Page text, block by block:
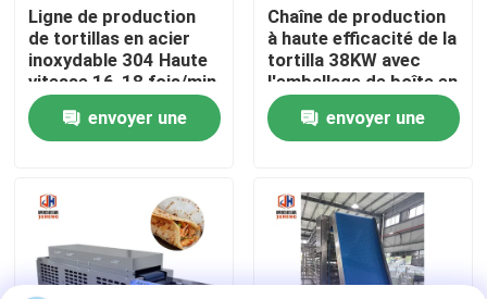
Contactez-nous
Nouvelles
Demandez une citation
Lignes de production de nourriture
Ligne de production
de tortillas en acier
inoxydable 304 Haute
vitesse 16-18 fois/min
envoyer une
Chaîne de production
à haute efficacité de la
tortilla 38KW avec
l'emballage de boîte en
bois
envoyer une